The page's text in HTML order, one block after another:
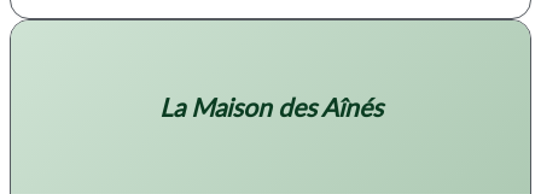
La Maison des Aînés